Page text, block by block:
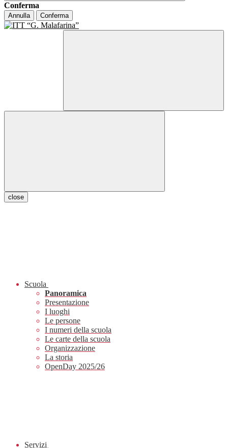
Conferma
Annulla Conferma
close
Scuola
Panoramica
Presentazione
I luoghi
Le persone
I numeri della scuola
Le carte della scuola
Organizzazione
La storia
OpenDay 2025/26
Servizi